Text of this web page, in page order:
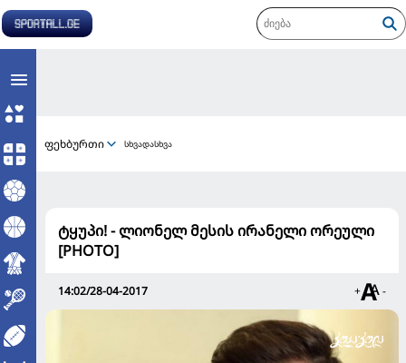
ფეხბურთი სხვადასხვა
ტყუპი! - ლიონელ მესის ირანელი ორეული
[PHOTO]
14:02/28-04-2017 + -